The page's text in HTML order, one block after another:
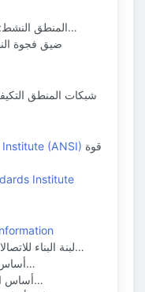
المنطق النشط: نهج مختلف لتصمي…
(ANSI)
Institute
لبنة البناء للاتصالات الرقمية…
بوابة "AND": أساس المنطق الرق…
بوابة AND: أساس المنطق الرقمي…